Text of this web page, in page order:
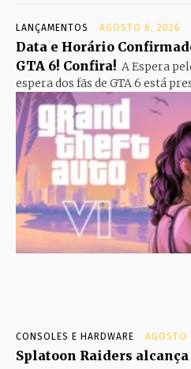
LANÇAMENTOS AGOSTO 6, 2026
Data e Horário
GTA 6! Confira! A Espera
espera dos fãs de GTA 6 está
CONSOLES E HARDWARE AGOSTO
Splatoon Raiders